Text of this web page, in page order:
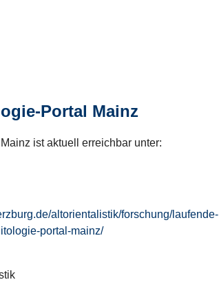
Portal Mainz
ist aktuell erreichbar unter:
altorientalistik/forschung/laufende-
portal-mainz/